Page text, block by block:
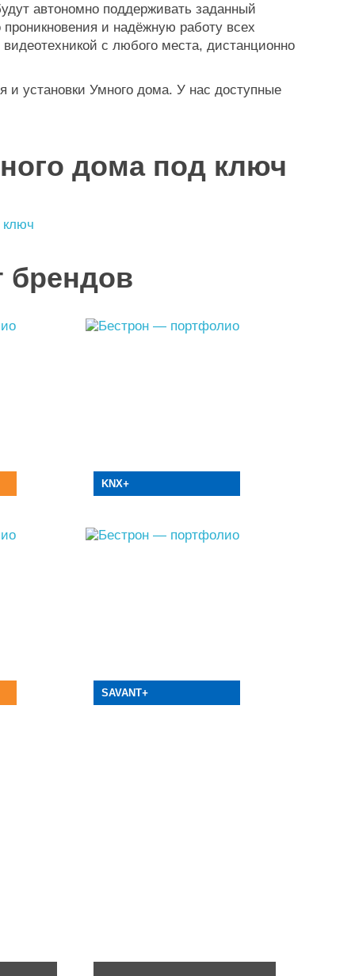
автономно поддерживать заданный
и надёжную работу всех
с любого места, дистанционно
и установки Умного дома. У нас доступные
дома под ключ
брендов
KNX+
SAVANT+